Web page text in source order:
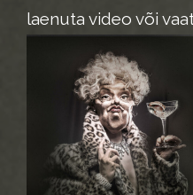
laenuta video või